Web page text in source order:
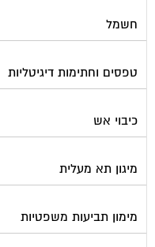
חשמל
טפסים וחתימות דיגיטליות
כיבוי אש
מיגון תא מעלית
מימון תביעות משפטיות